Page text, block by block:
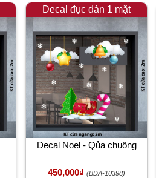
Decal đục dán 1 mặt
Decal Noel - Qủa chuông
450,000₫ (BDA-10398)